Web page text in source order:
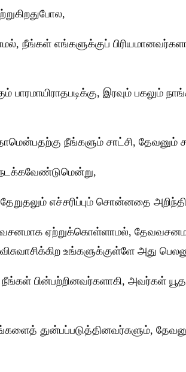
நீங்கள் எங்களுக்குப்
பாரமாயிராதபடிக்கு, இரவும்
நீங்களும் சாட்சி, தேவனும்
எச்சரிப்பும் சொன்னதை
ஏற்றுக்கொள்ளாமல்,
உங்களுக்குள்ளே அது
பின்பற்றினவர்களாகி, அவர்கள்
துன்பப்படுத்தினவர்களும்,